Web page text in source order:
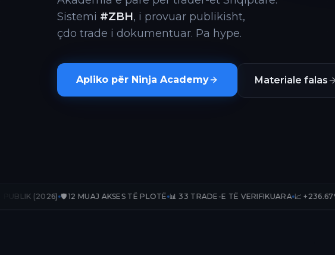
Sistemi #ZBH, i provuar publikisht,
çdo trade i dokumentuar. Pa hype.
Apliko për Ninja Academy Materiale falas
🛡️ 12 MUAJ AKSES TË PLOTË 📊 33 TRADE-E TË VERIFIKUARA 📈 +236.67% PnL PUBLIK